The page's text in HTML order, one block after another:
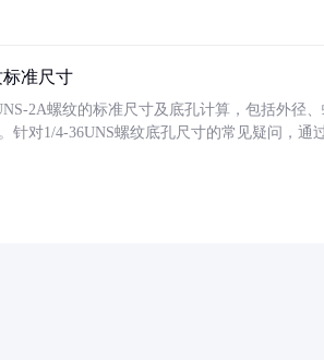
标准尺寸
2A螺纹的标准尺寸及底孔计算，包括外径
。针对1/4-36UNS螺纹底孔尺寸的常见疑问，